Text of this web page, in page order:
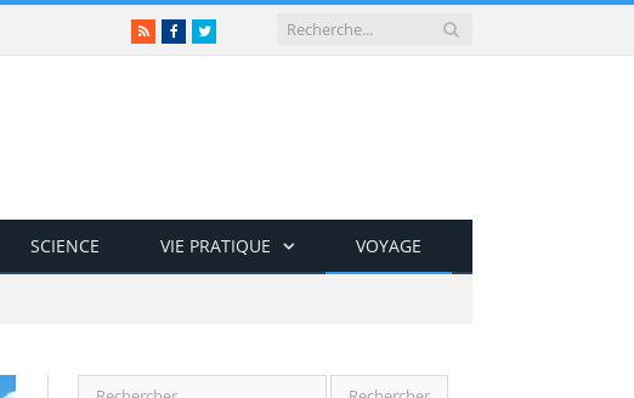
RSSFacebookTwitter
SCIENCE VIE PRATIQUE VOYAGE